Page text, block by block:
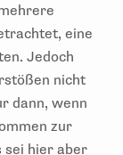
eine
Jedoch
nicht
dann, wenn
zur
sei hier aber